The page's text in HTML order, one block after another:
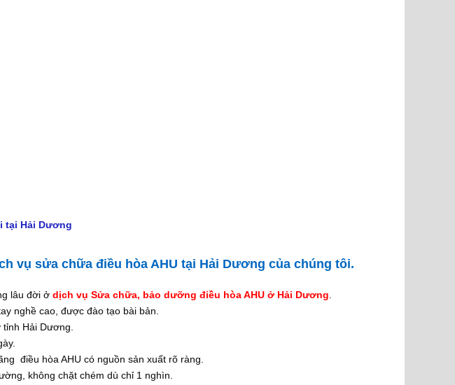
tại Hải Dương
vụ sửa chữa điều hòa AHU tại Hải Dương của chúng tôi.
lâu đời ởdịch vụ Sửa chữa, bảo dưỡng điều hòa AHU ở Hải Dương
nghề cao, được đào tạo bài bản.
Hải Dương.
điều hòa AHU có nguồn sản xuất rõ ràng.
không chặt chém dù chỉ 1 nghìn.